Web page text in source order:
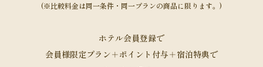
(※比較料金は同一条件・同一プランの商品に限ります。)
ホテル会員登録で
会員様限定プラン＋ポイント付与＋宿泊特典で